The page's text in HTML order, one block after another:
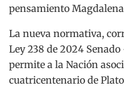
pensamiento
La nueva normativa,
Ley 238 de 2024
permite a la Nación
cuatricentenario de